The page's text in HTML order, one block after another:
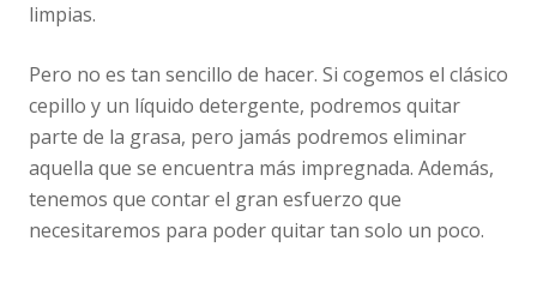
limpias.
Pero no es tan sencillo de hacer. Si cogemos el clásico
cepillo y un líquido detergente, podremos quitar
parte de la grasa, pero jamás podremos eliminar
aquella que se encuentra más impregnada. Además,
tenemos que contar el gran esfuerzo que
necesitaremos para poder quitar tan solo un poco.